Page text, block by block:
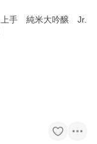
手 純米大吟醸 Jr.